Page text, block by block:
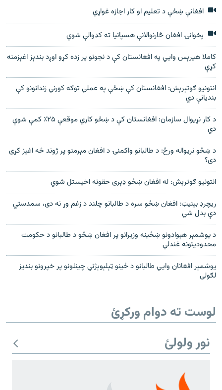
افغانې ښځې د تعلیم او کار اجازه غواړي
پخوانۍ افغان څارنوالانې هسپانيا ته کډوالې شوې
کاملا هیرېس وایي په افغانستان کې د نجونو پر زده کړو اوږد بندېز اغېزمنه
کړې
انتونيو ګوتېرېش: افغانستان کې ښځې په عملي توګه کورني زندانونو کې
بنديانې دي
د کار نړیوال سازمان: افغانستان کې د ښځو کاري موقعې ۲۵٪ کمې شوې
دي
د ښځو نړیواله ورځ: د طالبانو واکمنۍ د افغان مېرمنو پر ژوند څه اغېز کړی
دی؟
انتونيو ګوترېش: له افغان ښځو ډېری حقونه اخیستل شوي
ريچرډ بېنيټ: افغان ښځو سره د طالبانو چلند د زغم وړ نه دی، سمدستي
دې بدل شي
د یوشمېر هېوادونو ښځینه وزیرانو پر افغان ښځو د طالبانو د حکومت
محدودیتونه غندلي
یوشمېر افغانان وايي طالبانو د ځینو ټېلېوېژني چینلونو پر خپرونو بندیز
لګولی
لوست ته دوام ورکړئ
نور ولولئ